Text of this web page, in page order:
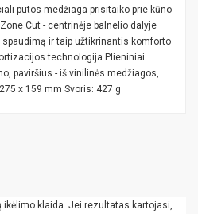
putos medžiaga prisitaiko prie kūno
Cut - centrinėje balnelio dalyje
ir taip užtikrinantis komforto
technologija Plieniniai
paviršius - iš vinilinės medžiagos,
x 159 mm Svoris: 427 g
ikėlimo klaida. Jei rezultatas kartojasi,